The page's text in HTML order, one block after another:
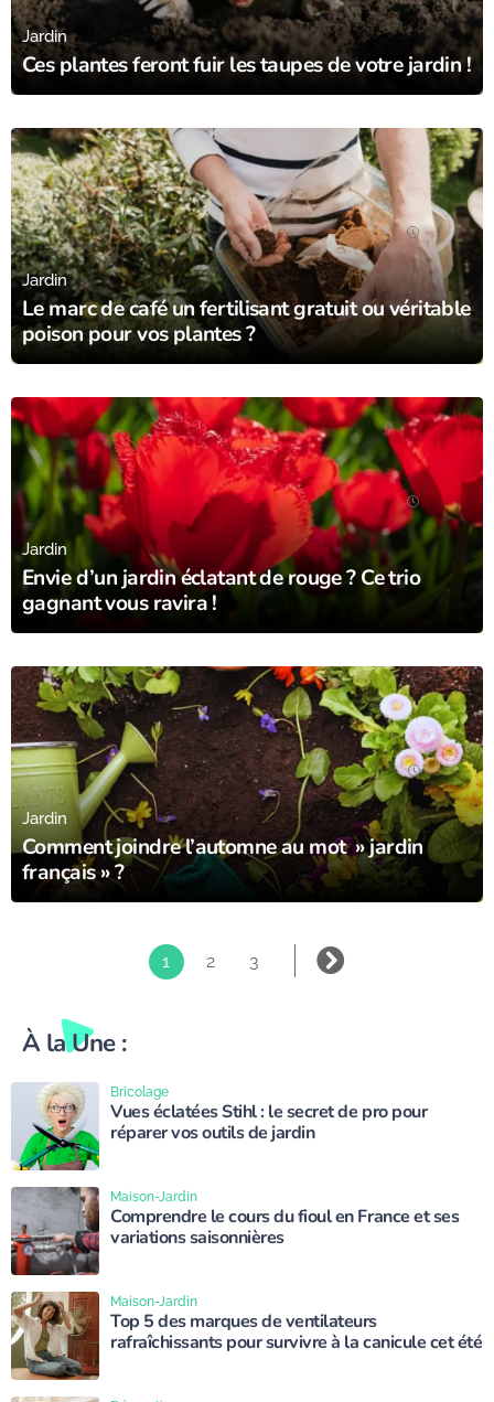
Ces plantes feront fuir les taupes de votre jardin !
Jardin
Le marc de café un fertilisant gratuit ou véritable
poison pour vos plantes ?
Jardin
05/10/23
Envie d’un jardin éclatant de rouge ? Ce trio
gagnant vous ravira !
Jardin
03/10/23
Comment joindre l’automne au mot » jardin
français » ?
Jardin
01/10/23
1 2 3
À la Une :
Vues éclatées Stihl : le secret de pro pour
réparer vos outils de jardin
Bricolage
Comprendre le cours du fioul en France et ses
variations saisonnières
Maison-Jardin
Top 5 des marques de ventilateurs
rafraîchissants pour survivre à la canicule cet été
Maison-Jardin